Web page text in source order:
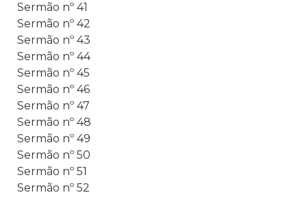
Sermão nº 41
Sermão nº 42
Sermão nº 43
Sermão nº 44
Sermão nº 45
Sermão nº 46
Sermão nº 47
Sermão nº 48
Sermão nº 49
Sermão nº 50
Sermão nº 51
Sermão nº 52